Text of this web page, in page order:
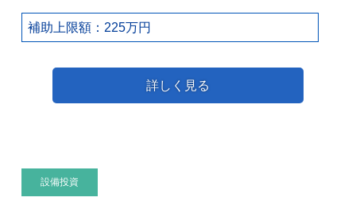
補助上限額：225万円
詳しく見る
設備投資